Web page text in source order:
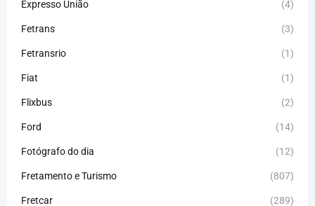
Expresso União (4)
Fetrans (3)
Fetransrio (1)
Fiat (1)
Flixbus (2)
Ford (14)
Fotógrafo do dia (12)
Fretamento e Turismo (807)
Fretcar (289)